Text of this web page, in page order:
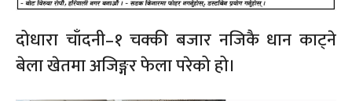
दोधारा चाँदनी–१ चक्की बजार नजिकै धान काट्ने
बेला खेतमा अजिङ्गर फेला परेको हो।